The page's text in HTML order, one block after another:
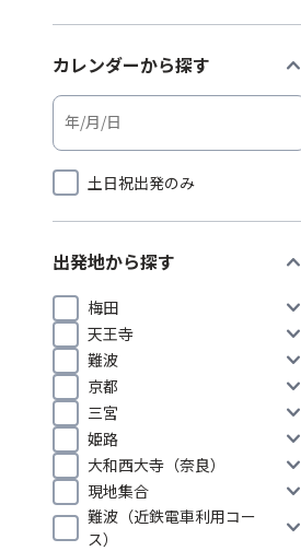
カレンダーから探す expand_more
土日祝出発のみ
出発地から探す expand_more
梅田 expand_more
天王寺 expand_more
難波 expand_more
京都 expand_more
三宮 expand_more
姫路 expand_more
大和西大寺（奈良） expand_more
現地集合 expand_more
難波（近鉄電車利用コー
ス）
expand_more